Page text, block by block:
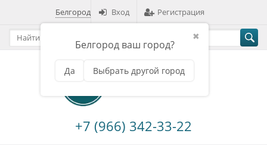
Белгород
✖
Белгород ваш город?
Да Выбрать другой город
Вход Регистрация
+7 (966) 342-33-22